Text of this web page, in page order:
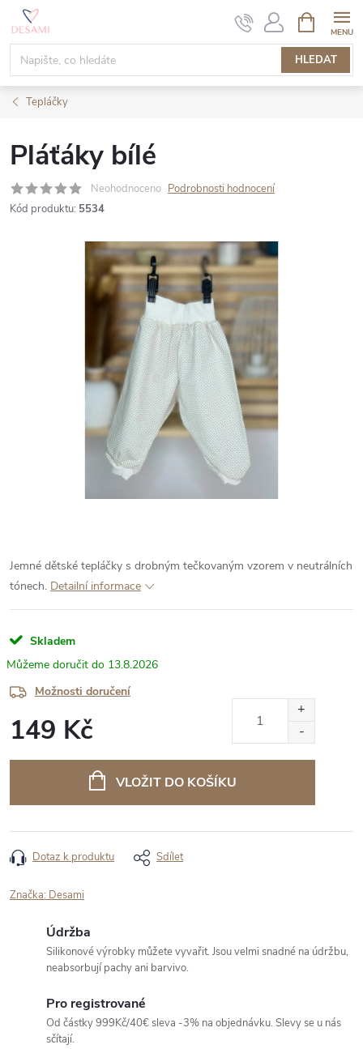
Přejít
obsah
HLEDAT
NÁKUPNÍ
KOŠÍK
Tepláčky
Pláťáky bílé
Neohodnoceno Podrobnosti hodnocení
Kód produktu: 5534
Jemné dětské tepláčky s drobným tečkovaným vzorem v neutrálních
tónech. Detailní informace
Skladem
13.8.2026
Možnosti doručení
149 Kč
VLOŽIT DO KOŠÍKU
Dotaz k produktu Sdílet
Značka: Desami
Údržba
Silikonové výrobky můžete vyvařit. Jsou velmi snadné na údržbu,
neabsorbují pachy ani barvivo.
Pro registrované
Od částky 999Kč/40€ sleva -3% na objednávku. Slevy se u nás
sčítají.